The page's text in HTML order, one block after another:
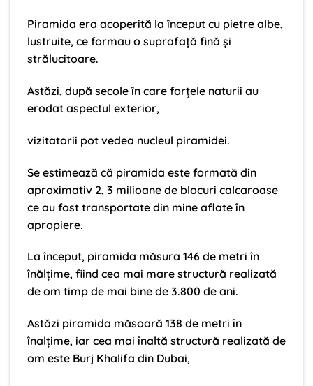
Piramida era acoperită la început cu pietre albe,
lustruite, ce formau o suprafaţă fină şi
strălucitoare.
Astăzi, după secole în care forţele naturii au
erodat aspectul exterior,
vizitatorii pot vedea nucleul piramidei.
Se estimează că piramida este formată din
aproximativ 2, 3 milioane de blocuri calcaroase
ce au fost transportate din mine aflate în
apropiere.
La început, piramida măsura 146 de metri în
înălţime, fiind cea mai mare structură realizată
de om timp de mai bine de 3.800 de ani.
Astăzi piramida măsoară 138 de metri în
înalţime, iar cea mai înaltă structură realizată de
om este Burj Khalifa din Dubai,